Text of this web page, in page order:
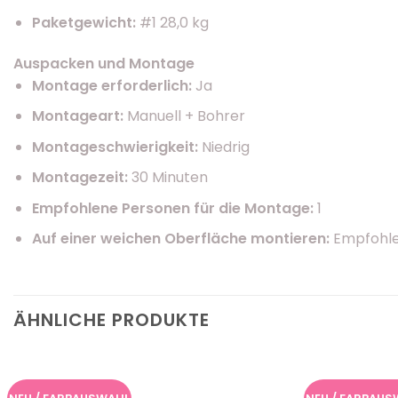
Paketgewicht: #1 28,0 kg
Auspacken und Montage
Montage erforderlich: Ja
Montageart: Manuell + Bohrer
Montageschwierigkeit: Niedrig
Montagezeit: 30 Minuten
Empfohlene Personen für die Montage: 1
Auf einer weichen Oberfläche montieren:
ÄHNLICHE PRODUKTE